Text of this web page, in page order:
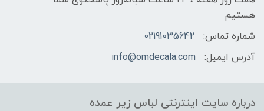
هستیم
شماره تماس:
02191035642
آدرس ایمیل:
info@omdecala.com
درباره سایت اینترنتی لباس زیر عمده